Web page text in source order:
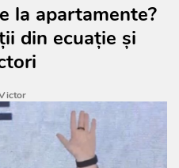
la apartamente?
din ecuație și